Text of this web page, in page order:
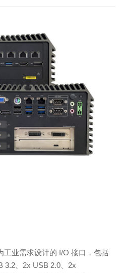
工业需求设计的 I/O 接口，包括
3.2、2x USB 2.0、2x